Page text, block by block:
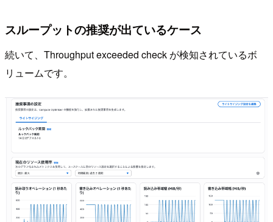
スループットの推奨が出ているケース
続いて、Throughput exceeded check が検知されているボ
リュームです。